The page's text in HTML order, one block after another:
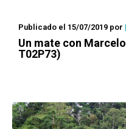
Publicado el 15/07/2019 por
Un mate con
T02P73)